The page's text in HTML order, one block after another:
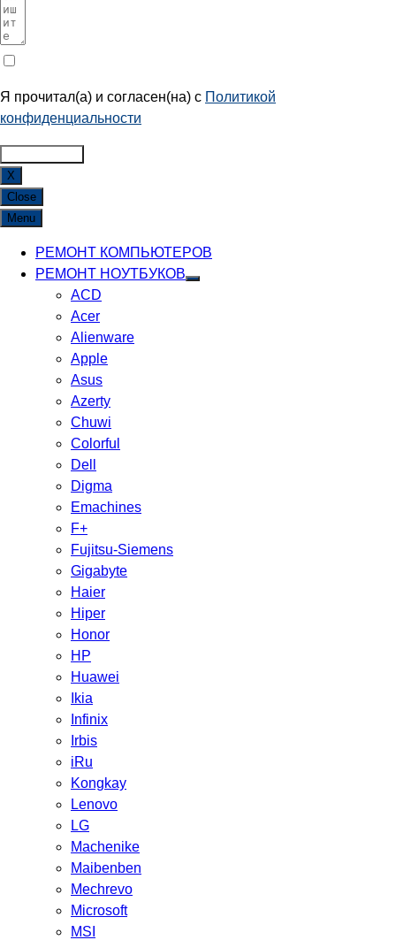
Я прочитал(а) и согласен(на) с Политикой
конфиденциальности
X
Close
Menu
РЕМОНТ КОМПЬЮТЕРОВ
РЕМОНТ НОУТБУКОВ
ACD
Acer
Alienware
Apple
Asus
Azerty
Chuwi
Colorful
Dell
Digma
Emachines
F+
Fujitsu-Siemens
Gigabyte
Haier
Hiper
Honor
HP
Huawei
Ikia
Infinix
Irbis
iRu
Kongkay
Lenovo
LG
Machenike
Maibenben
Mechrevo
Microsoft
MSI